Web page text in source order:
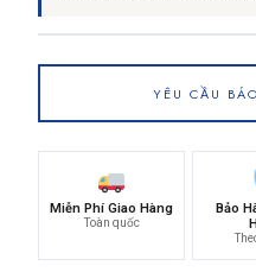
YÊU CẦU
Miễn Phí Giao Hàng
Toàn quốc
Bảo